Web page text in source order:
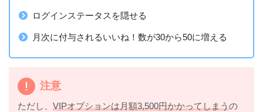
ログインステータスを隠せる
月次に付与されるいいね！数が30から50に増える
注意
ただし、VIPオプションは月額3,500円かかってしまうの